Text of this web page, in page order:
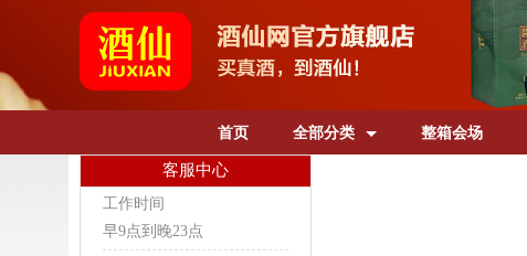
首页 全部分类 整箱会场
客服中心
工作时间
早9点到晚23点